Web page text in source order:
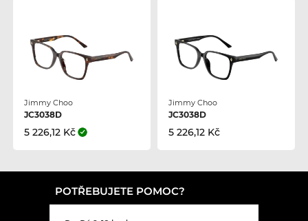
Jimmy Choo
JC3038D
5 226,12 Kč
Jimmy Choo
JC3038D
5 226,12 Kč
POTŘEBUJETE POMOC?